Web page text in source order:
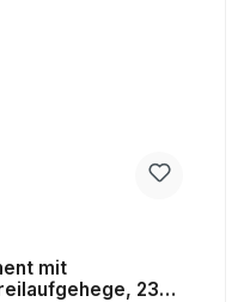
mit
230